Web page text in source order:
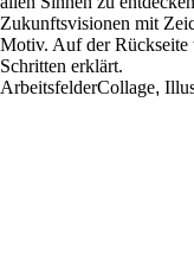
Zukunftsvisionen mit
Motiv. Auf der Rückseite
Schritten erklärt.
ArbeitsfelderCollage,